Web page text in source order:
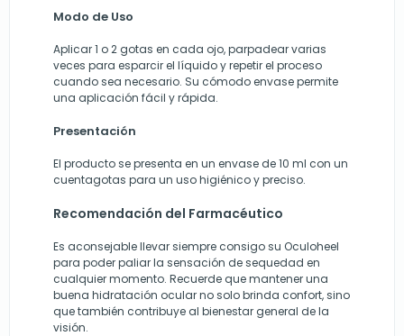
Modo de Uso
Aplicar 1 o 2 gotas en cada ojo, parpadear varias
veces para esparcir el líquido y repetir el proceso
cuando sea necesario. Su cómodo envase permite
una aplicación fácil y rápida.
Presentación
El producto se presenta en un envase de 10 ml con un
cuentagotas para un uso higiénico y preciso.
Recomendación del Farmacéutico
Es aconsejable llevar siempre consigo su Oculoheel
para poder paliar la sensación de sequedad en
cualquier momento. Recuerde que mantener una
buena hidratación ocular no solo brinda confort, sino
que también contribuye al bienestar general de la
visión.